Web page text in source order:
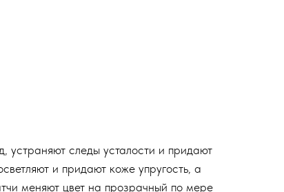
устраняют следы усталости и придают
и придают коже упругость, а
меняют цвет на прозрачный по мере